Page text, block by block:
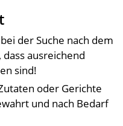
der Suche nach dem
ausreichend
sind!
oder Gerichte
und nach Bedarf